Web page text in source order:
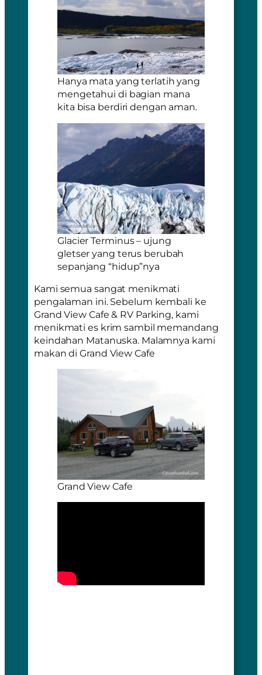
Hanya mata yang terlatih yang
mengetahui di bagian mana
kita bisa berdiri dengan aman.
Glacier Terminus – ujung
gletser yang terus berubah
sepanjang “hidup”nya
Kami semua sangat menikmati
pengalaman ini. Sebelum kembali ke
Grand View Cafe & RV Parking, kami
menikmati es krim sambil memandang
keindahan Matanuska. Malamnya kami
makan di Grand View Cafe
Grand View Cafe